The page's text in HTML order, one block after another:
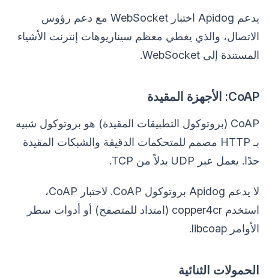
يدعم Apidog اختبار WebSocket مع دعم رؤوس
الاتصال، والذي يغطي معظم سيناريوهات إنترنت الأشياء
المستندة إلى WebSocket.
CoAP: الأجهزة المقيدة
CoAP (بروتوكول التطبيقات المقيدة) هو بروتوكول شبيه
بـ HTTP مصمم للمتحكمات الدقيقة والشبكات المقيدة
جدًا. يعمل عبر UDP بدلاً من TCP.
لا يدعم Apidog بروتوكول CoAP. لاختبار CoAP،
استخدم copper4cr (امتداد للمتصفح) أو أدوات سطر
الأوامر libcoap.
الحمولات الثنائية